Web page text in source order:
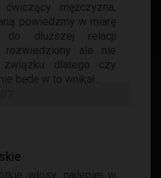
mężczyzna,
powiedzmy w miarę
do dłuższej relacji
rozwiedziony ale nie
związku dlatego czy
będę w to wnikał...
włosy. najlepiej w